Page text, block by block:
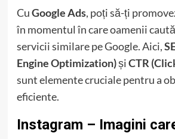
CuGoogle Ads, poți să-ți
în momentul în care oamenii
servicii similare pe Google. Aici,
Engine Optimization)șiCTR
sunt elemente cruciale pentru a
eficiente.
Instagram – Imagini